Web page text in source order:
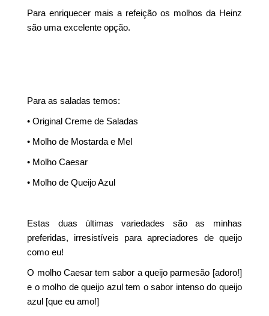
Para enriquecer mais a refeição os molhos da Heinz
são uma excelente opção.
Para as saladas temos:
• Original Creme de Saladas
• Molho de Mostarda e Mel
• Molho Caesar
• Molho de Queijo Azul
Estas duas últimas variedades são as minhas
preferidas, irresistíveis para apreciadores de queijo
como eu!
O molho Caesar tem sabor a queijo parmesão [adoro!]
e o molho de queijo azul tem o sabor intenso do queijo
azul [que eu amo!]